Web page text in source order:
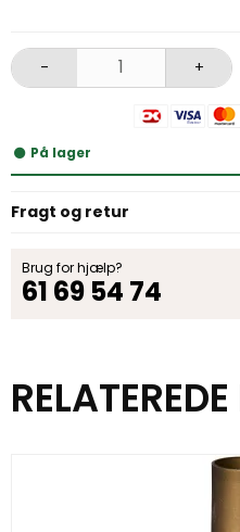
- +
På lager
Fragt og retur
Brug for hjælp?
61 69 54 74